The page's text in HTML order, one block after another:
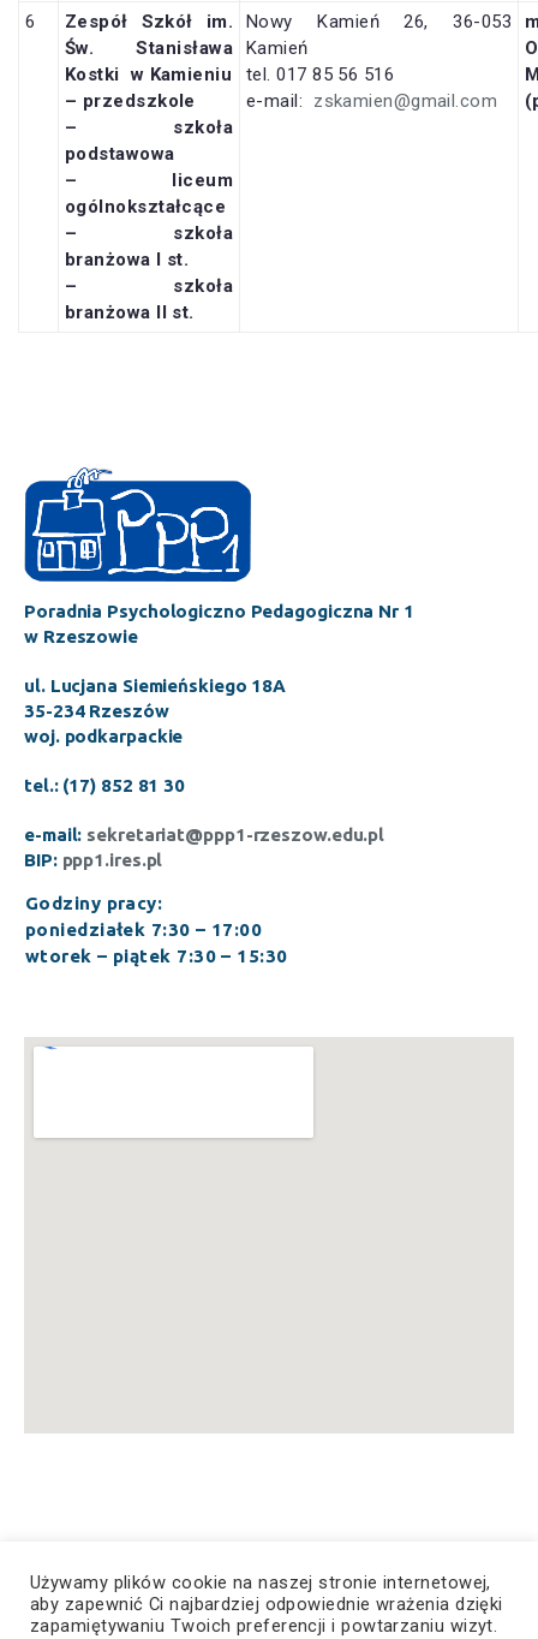
6
Zespół Szkół im.
Św. Stanisława
Kostki w Kamieniu
– przedszkole
– szkoła
podstawowa
– liceum
ogólnokształcące
– szkoła
branżowa I st.
– szkoła
branżowa II st.
Nowy Kamień 26, 36-053
Kamień
tel. 017 85 56 516
e-mail: zskamien@gmail.com
Poradnia Psychologiczno Pedagogiczna Nr 1
w Rzeszowie
ul. Lucjana Siemieńskiego 18A
35-234 Rzeszów
woj. podkarpackie
tel.: (17) 852 81 30
e-mail: sekretariat@ppp1-rzeszow.edu.pl
BIP: ppp1.ires.pl
Godziny pracy:
poniedziałek 7:30 – 17:00
wtorek – piątek 7:30 – 15:30
© Copyright 2023, Wszelkie prawa zastrzeżone
Używamy plików cookie na naszej stronie internetowej,
aby zapewnić Ci najbardziej odpowiednie wrażenia dzięki
zapamiętywaniu Twoich preferencji i powtarzaniu wizyt.